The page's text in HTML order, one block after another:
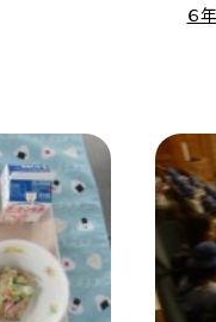
６